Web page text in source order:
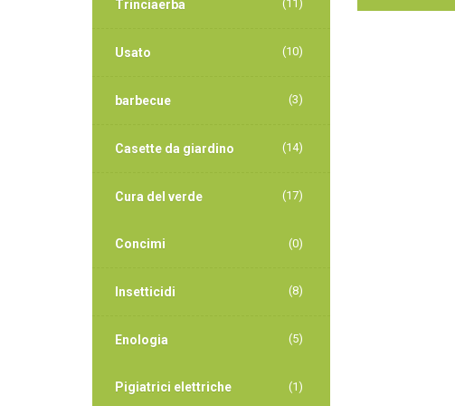
Trinciaerba (11)
Usato (10)
barbecue (3)
Casette da giardino (14)
Cura del verde (17)
Concimi (0)
Insetticidi (8)
Enologia (5)
Pigiatrici elettriche (1)